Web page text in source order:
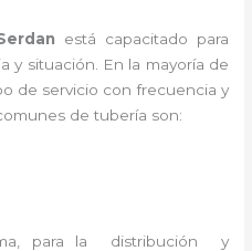
está capacitado para
y situación. En la mayoría de
de servicio con frecuencia y
de tubería son:
para la distribución y